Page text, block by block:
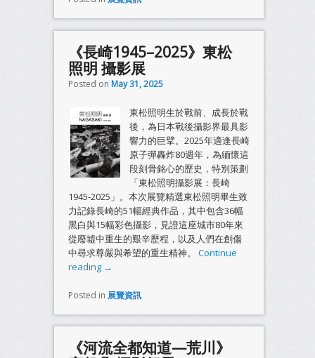
《長崎1945–2025》東松
照明 攝影展
Posted on May 31, 2025
東松照明生於戰前、成長於戰
後，為日本戰後攝影界最具影
響力的巨擘。2025年適逢長崎
原子彈轟炸80週年，為緬懷這
段刻骨銘心的歷史，特別策劃
「東松照明攝影展：長崎
1945-2025」。本次展覽精選東松照明畢生致
力記錄長崎的51幅經典作品，其中包含36幅
黑白與15幅彩色攝影，見證這座城市80年來
從廢墟中重生的艱辛歷程，以及人們在創傷
中尋求尊嚴與希望的重生精神。 Continue
reading →
Posted in 展覽資訊
《河流全都知道—荒川》